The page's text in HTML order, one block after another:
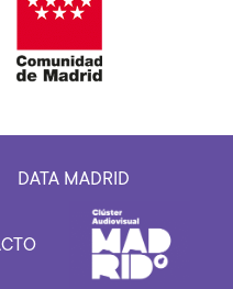
DATA MADRID